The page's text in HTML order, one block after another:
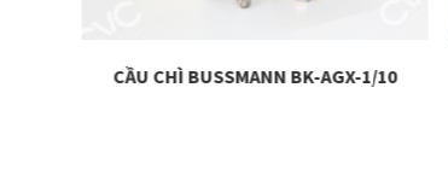
CẦU CHÌ BUSSMANN BK-AGX-1/10